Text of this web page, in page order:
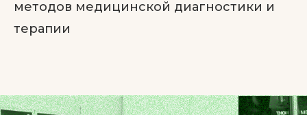
методов медицинской диагностики и
терапии